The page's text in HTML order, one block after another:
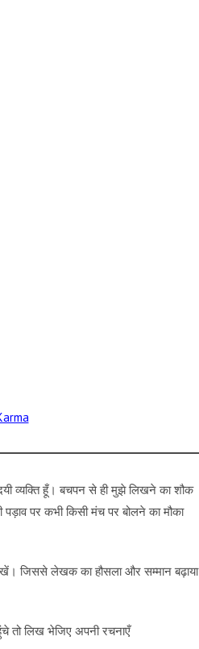
व्यक्ति हूँ। बचपन से ही मुझे लिखने का शौक
पर कभी किसी मंच पर बोलने का मौका
जिससे लेखक का हौसला और सम्मान बढ़ाया
तो लिख भेजिए अपनी रचनाएँ